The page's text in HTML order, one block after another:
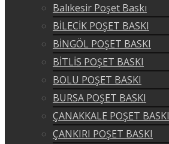
Balıkesir Poşet Baskı
BİLECİK POŞET BASKI
BİNGÖL POŞET BASKI
BİTLİS POŞET BASKI
BOLU POŞET BASKI
BURSA POŞET BASKI
ÇANAKKALE POŞET BASKI
ÇANKIRI POŞET BASKI